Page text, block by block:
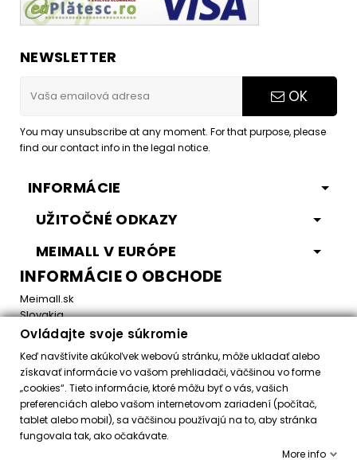
NEWSLETTER
OK
You may unsubscribe at any moment. For that purpose, please
find our contact info in the legal notice.
INFORMÁCIE
UŽITOČNÉ ODKAZY
MEIMALL V EURÓPE
INFORMÁCIE O OBCHODE
Meimall.sk
Slovakia
Email:office@meimall.sk
Control your Privacy
Všetky práva vyhradené ©
Ovládajte svoje súkromie
Keď navštívite akúkoľvek webovú stránku, môže ukladať alebo
získavať informácie vo vašom prehliadači, väčšinou vo forme
„cookies“. Tieto informácie, ktoré môžu byť o vás, vašich
preferenciách alebo vašom internetovom zariadení (počítač,
tablet alebo mobil), sa väčšinou používajú na to, aby stránka
fungovala tak, ako očakávate.
More info